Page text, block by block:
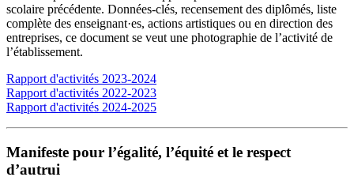
scolaire précédente. Données-clés, recensement des diplômés, liste
complète des enseignant·es, actions artistiques ou en direction des
entreprises, ce document se veut une photographie de l’activité de
l’établissement.
Rapport d'activités 2023-2024
Rapport d'activités 2022-2023
Rapport d'activités 2024-2025
Manifeste pour l’égalité, l’équité et le respect
d’autrui